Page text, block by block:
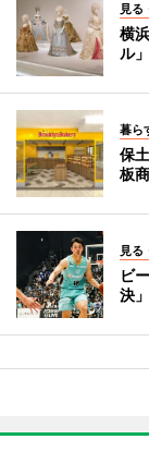
見る
横
ル
暮ら
保
板
見る
ビ
決